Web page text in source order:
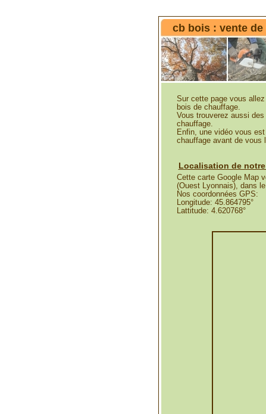
cb bois : vente
Sur cette page vous
bois de chauffage.
Vous trouverez aussi
chauffage.
Enfin, une vidéo vous
chauffage avant de vous
Localisation de
Cette carte Google Map
(Ouest Lyonnais), dans
Nos coordonnées GPS:
Longitude: 45.864795°
Lattitude: 4.620768°